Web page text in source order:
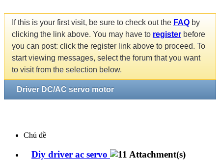
If this is your first visit, be sure to check out the FAQ by
clicking the link above. You may have to register before
you can post: click the register link above to proceed. To
start viewing messages, select the forum that you want
to visit from the selection below.
Driver DC/AC servo motor
Chủ đề
Diy driver ac servo